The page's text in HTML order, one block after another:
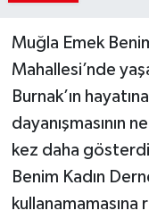
Muğla Emek
Mahallesi’nde
Burnak’ın
dayanışmasının
kez daha
Benim Kadın
kullanamamasına